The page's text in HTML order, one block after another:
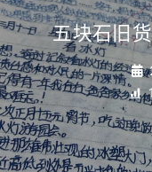
五块石旧